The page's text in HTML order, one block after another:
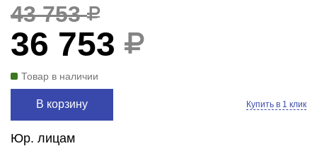
43 753
36 753
Товар в наличии
В корзину Купить в 1 клик
Юр. лицам